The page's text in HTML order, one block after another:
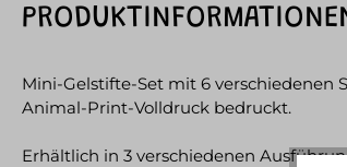
Mini-Gelstifte-Set mit 6 verschiedenen
Animal-Print-Volldruck bedruckt.
Erhältlich in 3 verschiedenen